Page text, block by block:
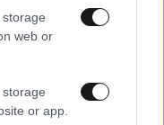
web or
or app.
θα τον έπαιρνε